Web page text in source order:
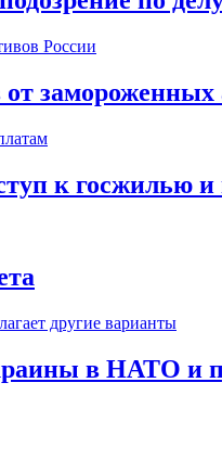
от
к госжилью
в НАТО и